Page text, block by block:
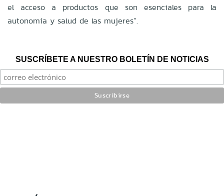
el acceso a productos que son esenciales para la
autonomía y salud de las mujeres”.
SUSCRÍBETE A NUESTRO BOLETÍN DE NOTICIAS